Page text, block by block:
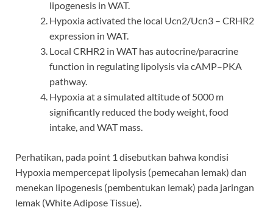
lipogenesis in WAT.
Hypoxia activated the local Ucn2/Ucn3 – CRHR2
expression in WAT.
Local CRHR2 in WAT has autocrine/paracrine
function in regulating lipolysis via cAMP–PKA
pathway.
Hypoxia at a simulated altitude of 5000 m
significantly reduced the body weight, food
intake, and WAT mass.
Perhatikan, pada point 1 disebutkan bahwa kondisi
Hypoxia mempercepat lipolysis (pemecahan lemak) dan
menekan lipogenesis (pembentukan lemak) pada jaringan
lemak (White Adipose Tissue).